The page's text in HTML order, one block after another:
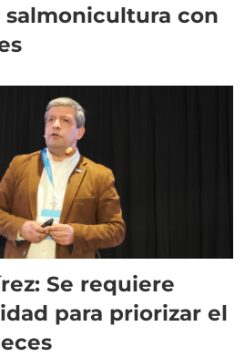
con
Se requiere
para priorizar el